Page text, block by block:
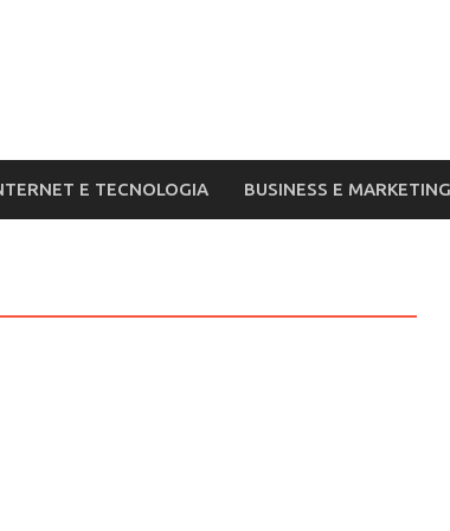
E TECNOLOGIA BUSINESS E MARKETING